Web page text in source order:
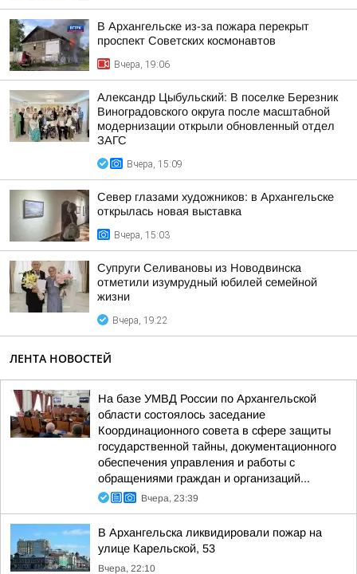
В Архангельске из-за пожара перекрыт
проспект Советских космонавтов
Вчера, 19:06
Александр Цыбульский: В поселке Березник
Виноградовского округа после масштабной
модернизации открыли обновленный отдел
ЗАГС
Вчера, 15:09
Север глазами художников: в Архангельске
открылась новая выставка
Вчера, 15:03
Супруги Селивановы из Новодвинска
отметили изумрудный юбилей семейной
жизни
Вчера, 19:22
ЛЕНТА НОВОСТЕЙ
На базе УМВД России по Архангельской
области состоялось заседание
Координационного совета в сфере защиты
государственной тайны, документационного
обеспечения управления и работы с
обращениями граждан и организаций...
Вчера, 23:39
В Архангельска ликвидировали пожар на
улице Карельской, 53
Вчера, 22:10